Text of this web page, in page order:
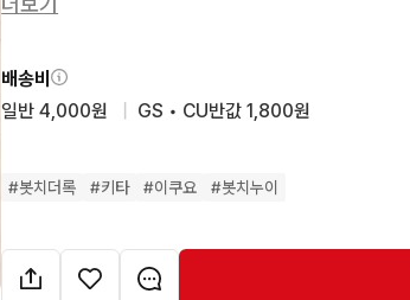
문의 없으시면 바로 안전결제 하시면 됩니다
배송비
일반 4,000원
GS • CU반값 1,800원
#봇치더록 #키타 #이쿠요 #봇치누이